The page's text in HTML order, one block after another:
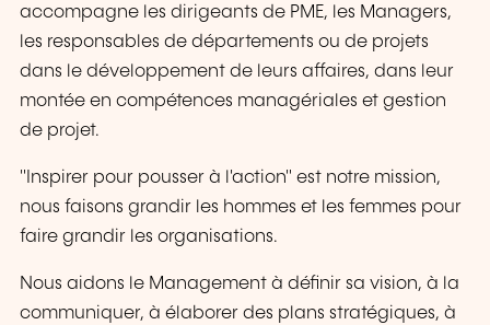
accompagne les dirigeants de PME, les Managers,
les responsables de départements ou de projets
dans le développement de leurs affaires, dans leur
montée en compétences managériales et gestion
de projet.
"Inspirer pour pousser à l'action" est notre mission,
nous faisons grandir les hommes et les femmes pour
faire grandir les organisations.
Nous aidons le Management à définir sa vision, à la
communiquer, à élaborer des plans stratégiques, à